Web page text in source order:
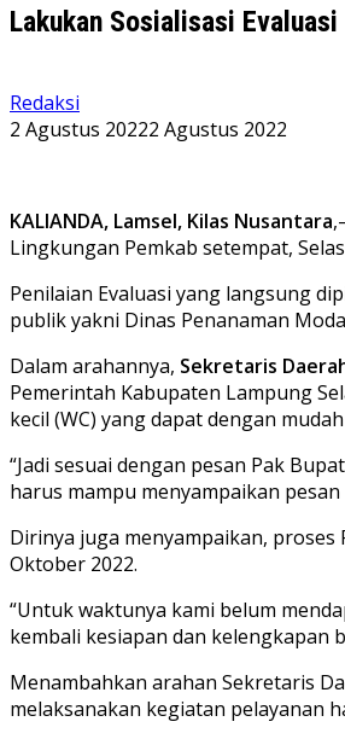
Lakukan Sosialisasi
Redaksi
2 Agustus 20222 Agustus 2022
KALIANDA, Lamsel, Kilas Nusantara
Lingkungan Pemkab setempat,
Penilaian Evaluasi yang langsung
publik yakni Dinas Penanaman
Dalam arahannya, Sekretaris
Pemerintah Kabupaten Lampung
kecil (WC) yang dapat dengan
“Jadi sesuai dengan pesan Pak
harus mampu menyampaikan
Dirinya juga menyampaikan,
Oktober 2022.
“Untuk waktunya kami belum
kembali kesiapan dan kelengkapan
Menambahkan arahan Sekretaris
melaksanakan kegiatan pelayanan